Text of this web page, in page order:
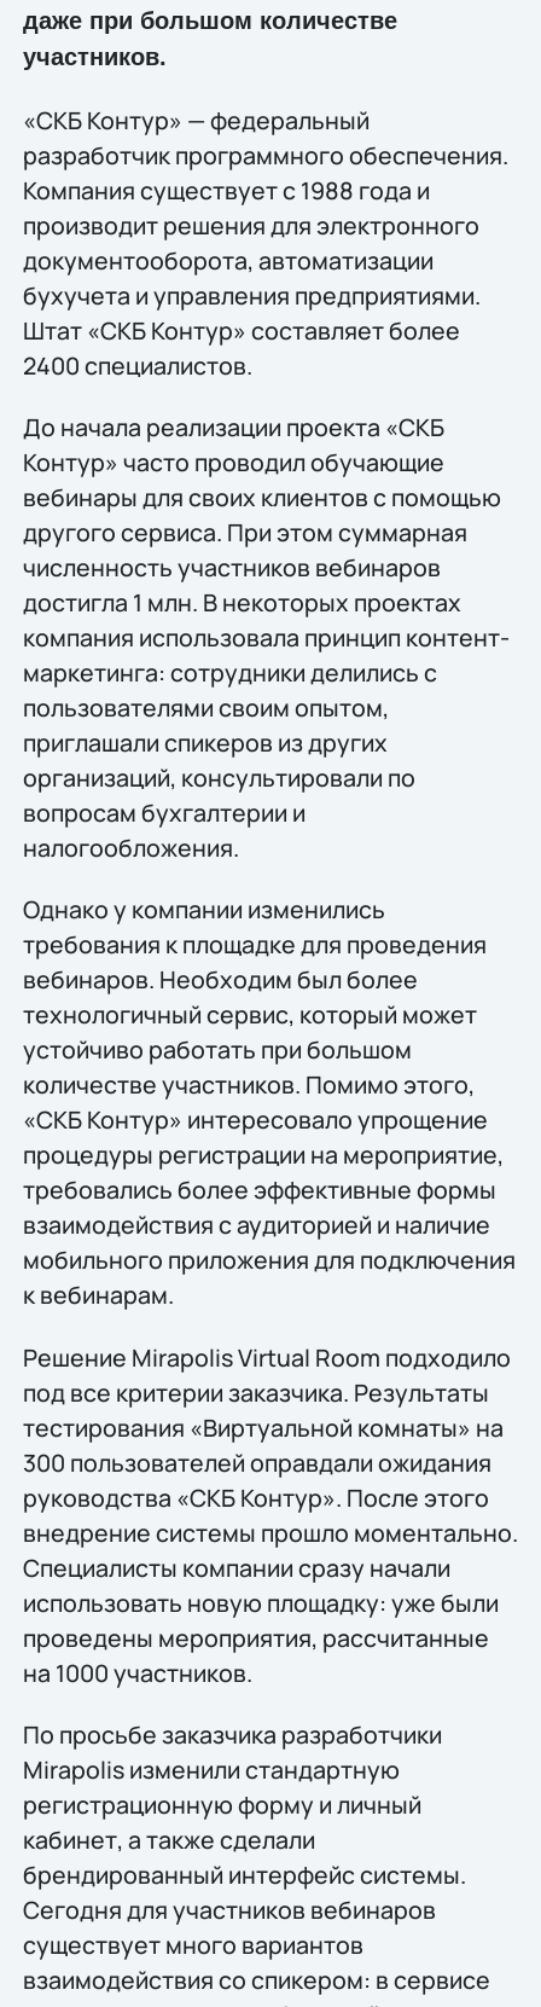
даже при большом количестве
участников.
«СКБ Контур» — федеральный
разработчик программного обеспечения.
Компания существует с 1988 года и
производит решения для электронного
документооборота, автоматизации
бухучета и управления предприятиями.
Штат «СКБ Контур» составляет более
2400 специалистов.
До начала реализации проекта «СКБ
Контур» часто проводил обучающие
вебинары для своих клиентов с помощью
другого сервиса. При этом суммарная
численность участников вебинаров
достигла 1 млн. В некоторых проектах
компания использовала принцип контент-
маркетинга: сотрудники делились с
пользователями своим опытом,
приглашали спикеров из других
организаций, консультировали по
вопросам бухгалтерии и
налогообложения.
Однако у компании изменились
требования к площадке для проведения
вебинаров. Необходим был более
технологичный сервис, который может
устойчиво работать при большом
количестве участников. Помимо этого,
«СКБ Контур» интересовало упрощение
процедуры регистрации на мероприятие,
требовались более эффективные формы
взаимодействия с аудиторией и наличие
мобильного приложения для подключения
к вебинарам.
Решение Mirapolis Virtual Room подходило
под все критерии заказчика. Результаты
тестирования «Виртуальной комнаты» на
300 пользователей оправдали ожидания
руководства «СКБ Контур». После этого
внедрение системы прошло моментально.
Специалисты компании сразу начали
использовать новую площадку: уже были
проведены мероприятия, рассчитанные
на 1000 участников.
По просьбе заказчика разработчики
Mirapolis изменили стандартную
регистрационную форму и личный
кабинет, а также сделали
брендированный интерфейс системы.
Сегодня для участников вебинаров
существует много вариантов
взаимодействия со спикером: в сервисе